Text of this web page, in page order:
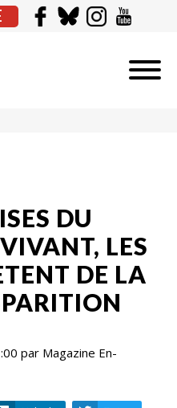
DU
LES
DE LA
par Magazine En-